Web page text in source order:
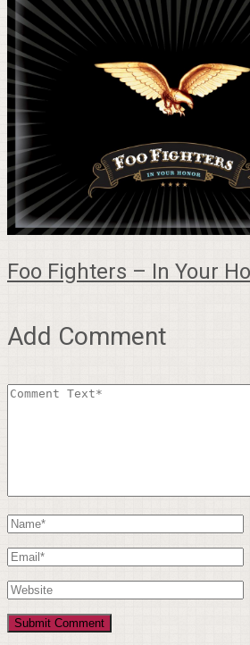
Foo Fighters – In Your
Add Comment